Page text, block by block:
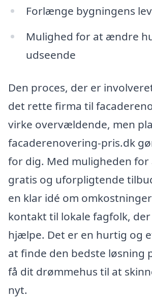
Forlænge bygningens
Mulighed for at ændre
udseende
Den proces, der er
det rette firma til
virke overvældende, men
facaderenovering-pris.dk
for dig. Med muligheden
gratis og uforpligtende
en klar idé om
kontakt til lokale fagfolk,
hjælpe. Det er en hurtig og
at finde den bedste løsning
få dit drømmehus til at
nyt.